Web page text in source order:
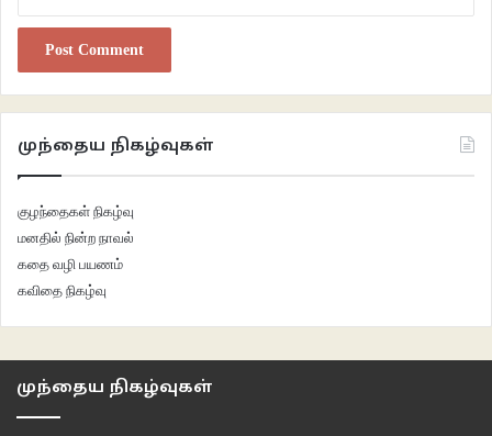
சுசித்ரா மாரன்
முந்தைய நிகழ்வுகள்
குழந்தைகள் நிகழ்வு
மனதில் நின்ற நாவல்
கதை வழி பயணம்
கவிதை நிகழ்வு
முந்தைய நிகழ்வுகள்